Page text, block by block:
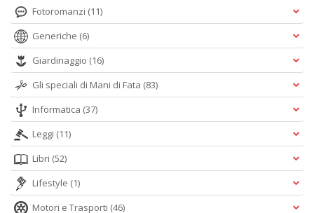
Fotoromanzi (11)
Generiche (6)
Giardinaggio (16)
Gli speciali di Mani di Fata (83)
Informatica (37)
Leggi (11)
Libri (52)
Lifestyle (1)
Motori e Trasporti (46)